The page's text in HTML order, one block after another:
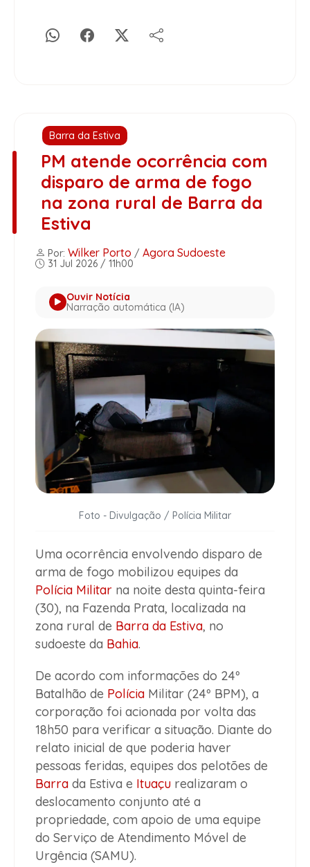
Barra da Estiva
PM atende ocorrência com
disparo de arma de fogo
na zona rural de Barra da
Estiva
Por: Wilker Porto / Agora Sudoeste
31 Jul 2026 / 11h00
Ouvir Notícia
Narração automática (IA)
Foto - Divulgação / Polícia Militar
Uma ocorrência envolvendo disparo de
arma de fogo mobilizou equipes da
Polícia Militar na noite desta quinta-feira
(30), na Fazenda Prata, localizada na
zona rural de Barra da Estiva, no
sudoeste da Bahia.
De acordo com informações do 24º
Batalhão de Polícia Militar (24º BPM), a
corporação foi acionada por volta das
18h50 para verificar a situação. Diante do
relato inicial de que poderia haver
pessoas feridas, equipes dos pelotões de
Barra da Estiva e Ituaçu realizaram o
deslocamento conjunto até a
propriedade, com apoio de uma equipe
do Serviço de Atendimento Móvel de
Urgência (SAMU).